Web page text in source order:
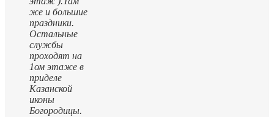
же и большие
праздники.
Остальные
службы
проходят на
1ом этаже в
приделе
Казанской
иконы
Богородицы.